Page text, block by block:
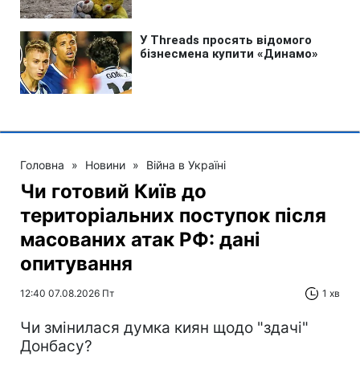
Головна » Новини » Війна в Україні
Чи готовий Київ до
територіальних поступок після
масованих атак РФ: дані
опитування
12:40 07.08.2026 Пт 1 хв
Чи змінилася думка киян щодо "здачі"
Донбасу?